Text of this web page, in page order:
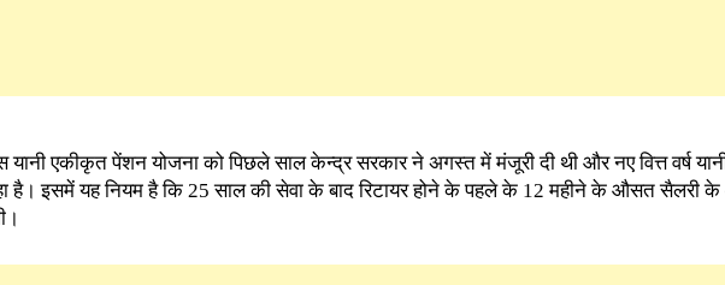
यानी एकीकृत पेंशन योजना को पिछले साल केन्द्र सरकार ने अगस्त में मंजूरी दी थी और नए वित्त वर्ष
है। इसमें यह नियम है कि 25 साल की सेवा के बाद रिटायर होने के पहले के 12 महीने के औसत सैलरी